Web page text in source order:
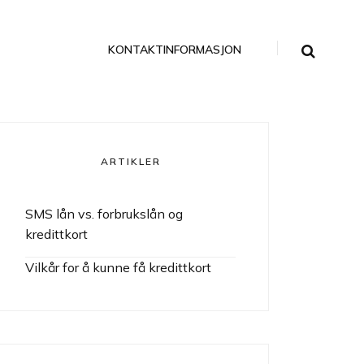
KONTAKTINFORMASJON
ARTIKLER
SMS lån vs. forbrukslån og
kredittkort
Vilkår for å kunne få kredittkort